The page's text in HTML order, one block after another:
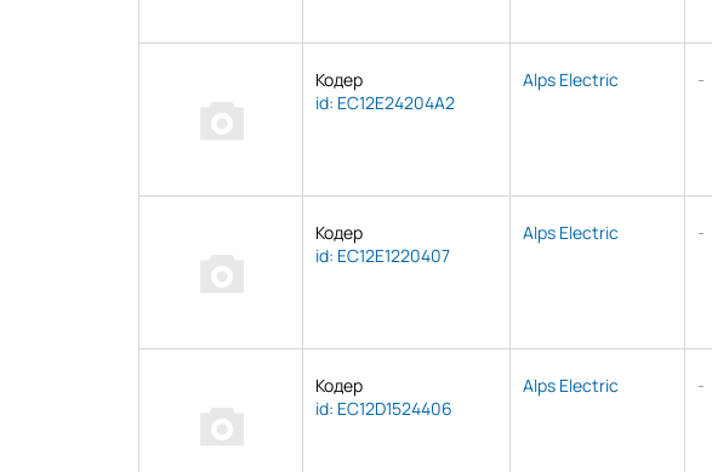
Кодер
id: EC12E24204A2
Alps Electric -
Кодер
id: EC12E1220407
Alps Electric -
Кодер
id: EC12D1524406
Alps Electric -